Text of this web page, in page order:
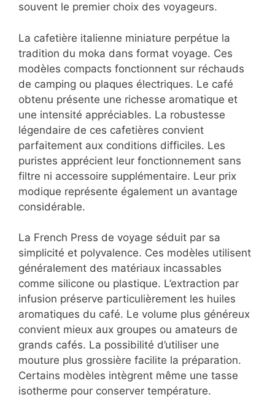
souvent le premier choix des voyageurs.
La cafetière italienne miniature perpétue la
tradition du moka dans format voyage. Ces
modèles compacts fonctionnent sur réchauds
de camping ou plaques électriques. Le café
obtenu présente une richesse aromatique et
une intensité appréciables. La robustesse
légendaire de ces cafetières convient
parfaitement aux conditions difficiles. Les
puristes apprécient leur fonctionnement sans
filtre ni accessoire supplémentaire. Leur prix
modique représente également un avantage
considérable.
La French Press de voyage séduit par sa
simplicité et polyvalence. Ces modèles utilisent
généralement des matériaux incassables
comme silicone ou plastique. L’extraction par
infusion préserve particulièrement les huiles
aromatiques du café. Le volume plus généreux
convient mieux aux groupes ou amateurs de
grands cafés. La possibilité d’utiliser une
mouture plus grossière facilite la préparation.
Certains modèles intègrent même une tasse
isotherme pour conserver température.